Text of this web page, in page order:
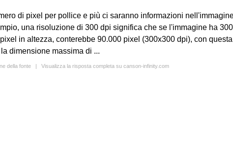
di pixel per pollice e più ci saranno informazioni
una risoluzione di 300 dpi significa che se l'immagine ha
in altezza, conterebbe 90.000 pixel (300x300 dpi), con
dimensione massima di ...
della fonte | Visualizza la risposta completa su canson-infinity.com